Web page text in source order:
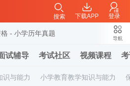
下载APP 登录
搜索
- 小学历年真题
试辅导 考试社区 视频课程
导航
识与能力 小学教育教学知识与能力